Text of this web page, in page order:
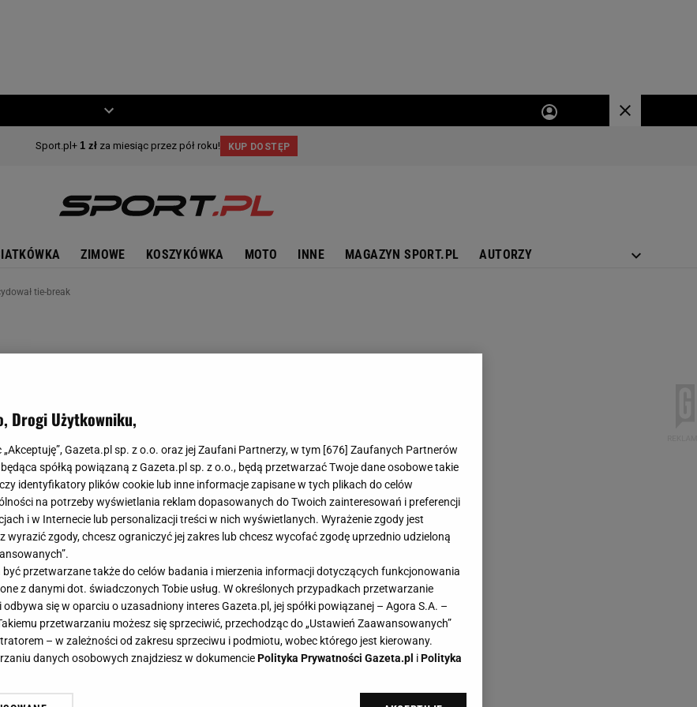
ZIMOWE KOSZYKÓWKA MOTO INNE MAGAZYN SPORT.PL AUTORZY
tie-break
Drogi Użytkowniku,
Gazeta.pl sp. z o.o. oraz jej Zaufani Partnerzy, w tym [676] Zaufanych Partnerów
spółką powiązaną z Gazeta.pl sp. z o.o., będą przetwarzać Twoje dane osobowe takie
identyfikatory plików cookie lub inne informacje zapisane w tych plikach do celów
na potrzeby wyświetlania reklam dopasowanych do Twoich zainteresowań i preferencji
i w Internecie lub personalizacji treści w nich wyświetlanych. Wyrażenie zgody jest
wyrazić zgody, chcesz ograniczyć jej zakres lub chcesz wycofać zgodę uprzednio udzieloną
przetwarzane także do celów badania i mierzenia informacji dotyczących funkcjonowania
z danymi dot. świadczonych Tobie usług. W określonych przypadkach przetwarzanie
się w oparciu o uzasadniony interes Gazeta.pl, jej spółki powiązanej – Agora S.A. –
przetwarzaniu możesz się sprzeciwić, przechodząc do „Ustawień Zaawansowanych”
– w zależności od zakresu sprzeciwu i podmiotu, wobec którego jest kierowany.
danych osobowych znajdziesz w dokumenciePolityka Prywatności Gazeta.pl iPolityka